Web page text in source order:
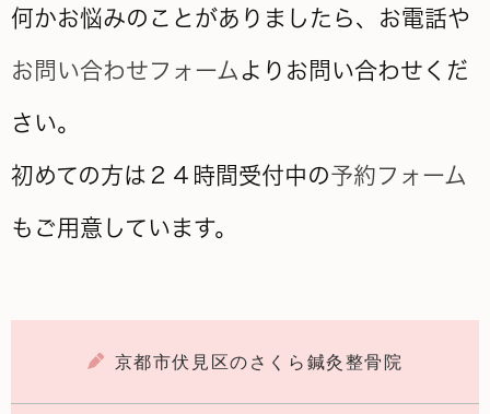
何かお悩みのことがありましたら、お電話や
お問い合わせフォームよりお問い合わせくだ
さい。
初めての方は２４時間受付中の予約フォーム
もご用意しています。
京都市伏見区のさくら鍼灸整骨院